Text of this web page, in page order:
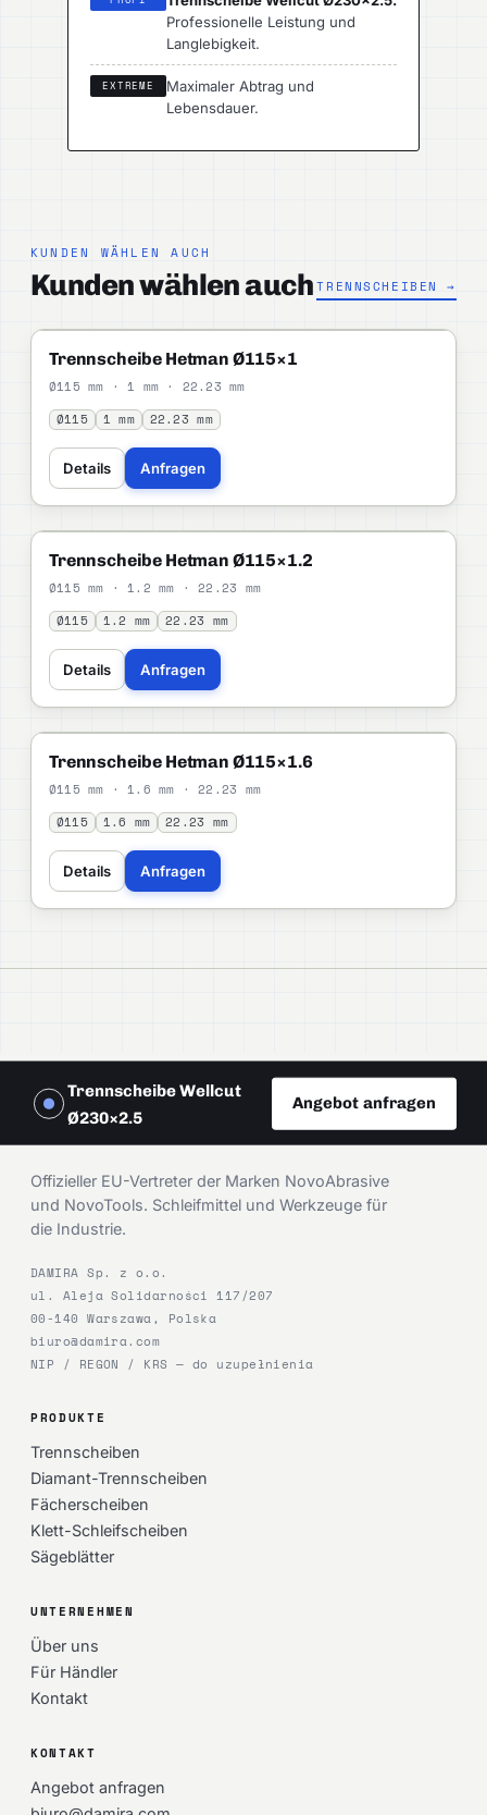
Professionelle Leistung und
Langlebigkeit.
EXTREME
Maximaler Abtrag und
Lebensdauer.
KUNDEN WÄHLEN AUCH
Kunden wählen auch TRENNSCHEIBEN →
STANDARD
Trennscheibe Hetman Ø115×1
Ø115 mm · 1 mm · 22.23 mm
Ø115 1 mm 22.23 mm
Details Anfragen
STANDARD
Trennscheibe Hetman Ø115×1.2
Ø115 mm · 1.2 mm · 22.23 mm
Ø115 1.2 mm 22.23 mm
Details Anfragen
STANDARD
Trennscheibe Hetman Ø115×1.6
Ø115 mm · 1.6 mm · 22.23 mm
Ø115 1.6 mm 22.23 mm
Details Anfragen
Trennscheibe Wellcut
Ø230×2.5
Angebot anfragen
DAMIRA
Offizieller EU-Vertreter der Marken NovoAbrasive
und NovoTools. Schleifmittel und Werkzeuge für
die Industrie.
DAMIRA Sp. z o.o.
ul. Aleja Solidarności 117/207
00-140 Warszawa, Polska
biuro@damira.com
NIP / REGON / KRS — do uzupełnienia
PRODUKTE
Trennscheiben
Diamant-Trennscheiben
Fächerscheiben
Klett-Schleifscheiben
Sägeblätter
UNTERNEHMEN
Über uns
Für Händler
Kontakt
KONTAKT
Angebot anfragen